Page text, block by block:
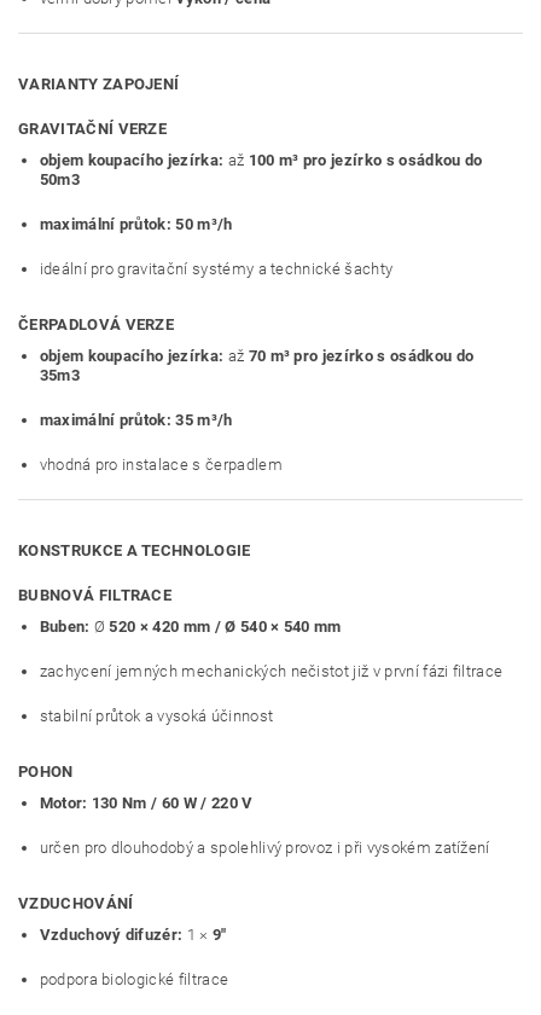
VARIANTY ZAPOJENÍ
GRAVITAČNÍ VERZE
objem koupacího jezírka: až 100 m³ pro jezírko s osádkou do
50m3
maximální průtok: 50 m³/h
ideální pro gravitační systémy a technické šachty
ČERPADLOVÁ VERZE
objem koupacího jezírka: až 70 m³ pro jezírko s osádkou do
35m3
maximální průtok: 35 m³/h
vhodná pro instalace s čerpadlem
KONSTRUKCE A TECHNOLOGIE
BUBNOVÁ FILTRACE
Buben: Ø520 × 420 mm / Ø 540 × 540 mm
zachycení jemných mechanických nečistot již v první fázi filtrace
stabilní průtok a vysoká účinnost
POHON
Motor: 130 Nm / 60 W / 220 V
určen pro dlouhodobý a spolehlivý provoz i při vysokém zatížení
VZDUCHOVÁNÍ
Vzduchový difuzér: 1 × 9"
podpora biologické filtrace